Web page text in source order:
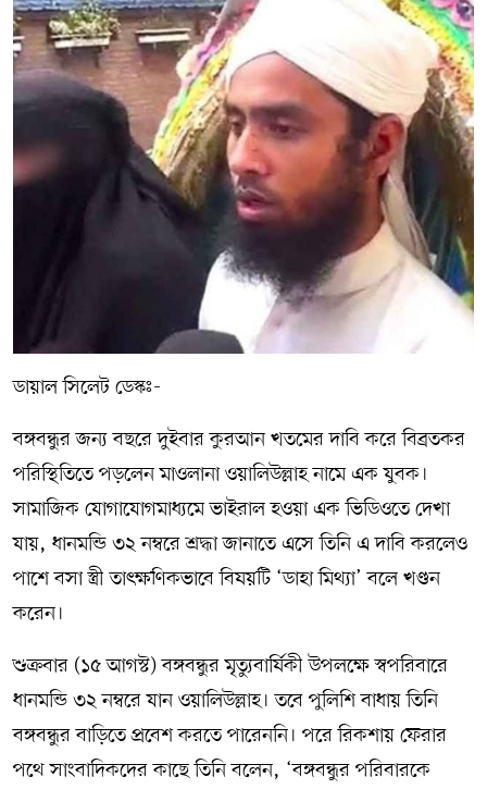
ডায়াল সিলেট ডেস্কঃ-
বঙ্গবন্ধুর জন্য বছরে দুইবার কুরআন খতমের দাবি করে বিব্রতকর
পরিস্থিতিতে পড়লেন মাওলানা ওয়ালিউল্লাহ নামে এক যুবক।
সামাজিক যোগাযোগমাধ্যমে ভাইরাল হওয়া এক ভিডিওতে দেখা
যায়, ধানমন্ডি ৩২ নম্বরে শ্রদ্ধা জানাতে এসে তিনি এ দাবি করলেও
পাশে বসা স্ত্রী তাৎক্ষণিকভাবে বিষয়টি ‘ডাহা মিথ্যা’ বলে খণ্ডন
করেন।
শুক্রবার (১৫ আগস্ট) বঙ্গবন্ধুর মৃত্যুবার্ষিকী উপলক্ষে স্বপরিবারে
ধানমন্ডি ৩২ নম্বরে যান ওয়ালিউল্লাহ। তবে পুলিশি বাধায় তিনি
বঙ্গবন্ধুর বাড়িতে প্রবেশ করতে পারেননি। পরে রিকশায় ফেরার
পথে সাংবাদিকদের কাছে তিনি বলেন, ‘বঙ্গবন্ধুর পরিবারকে
সম্পাদকীয় কলাম
ABOUT US
DIAL SYLHET